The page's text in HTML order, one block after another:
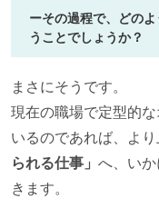
ーその過程で、どの
うことでしょうか？
まさにそうです。
現在の職場で定型的
いるのであれば、よ
られる仕事」 へ、い
きます。